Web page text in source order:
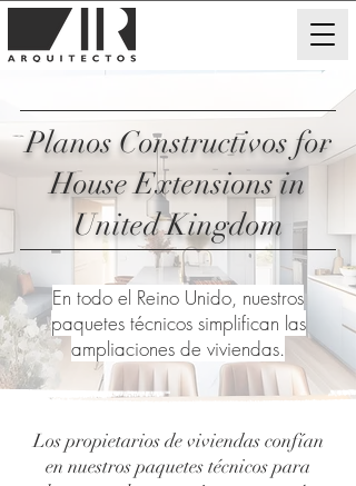
Planos Constructivos for
House Extensions in
United Kingdom
En todo el Reino Unido, nuestros
paquetes técnicos simplifican las
ampliaciones de viviendas.
Los propietarios de viviendas confían
en nuestros paquetes técnicos para